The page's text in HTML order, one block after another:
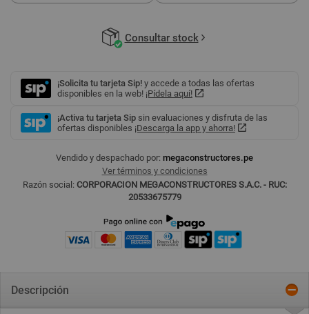
Consultar stock
¡Solicita tu tarjeta Sip! y accede a todas las ofertas
disponibles en la web! ¡Pídela aquí!
¡Activa tu tarjeta Sip sin evaluaciones y disfruta de las
ofertas disponibles ¡Descarga la app y ahorra!
Vendido y despachado por: megaconstructores.pe
Ver términos y condiciones
Razón social: CORPORACION MEGACONSTRUCTORES S.A.C. - RUC:
20533675779
Descripción